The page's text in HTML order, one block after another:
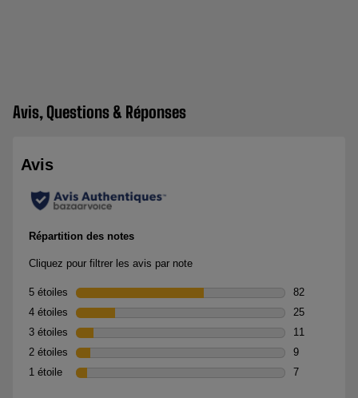
Avis, Questions & Réponses